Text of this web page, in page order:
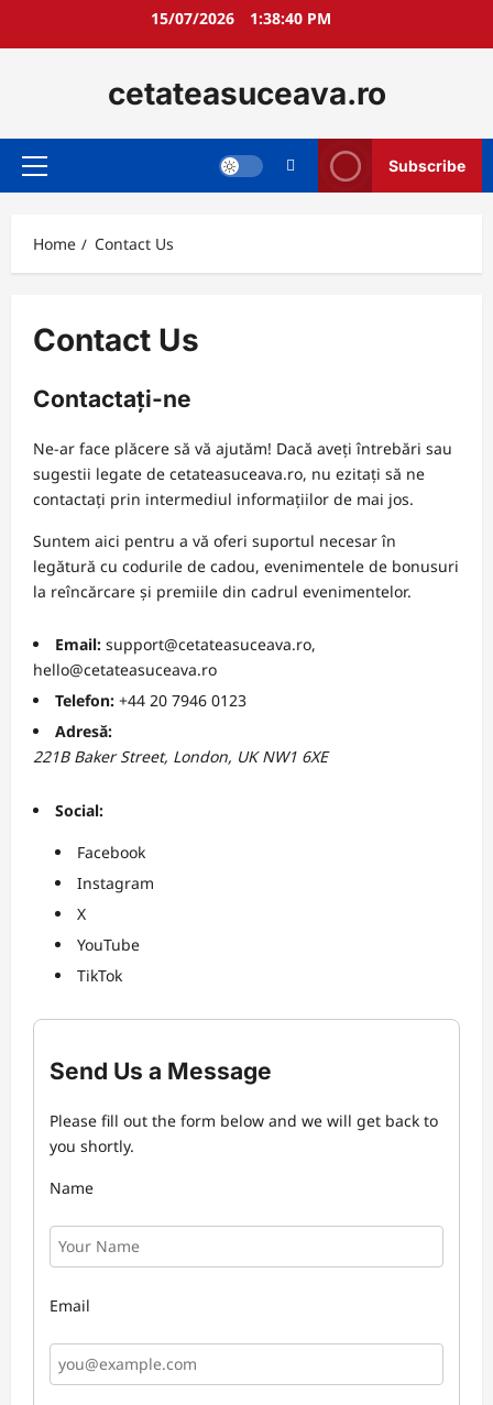
15/07/2026 1:38:40 PM
cetateasuceava.ro
Primary
Subscribe
Home Contact Us
Contact Us
Contactați-ne
Ne-ar face plăcere să vă ajutăm! Dacă aveți întrebări sau
sugestii legate de cetateasuceava.ro, nu ezitați să ne
contactați prin intermediul informațiilor de mai jos.
Suntem aici pentru a vă oferi suportul necesar în
legătură cu codurile de cadou, evenimentele de bonusuri
la reîncărcare și premiile din cadrul evenimentelor.
Email: support@cetateasuceava.ro,
hello@cetateasuceava.ro
Telefon: +44 20 7946 0123
Adresă:
221B Baker Street, London, UK NW1 6XE
Social:
Facebook
Instagram
X
YouTube
TikTok
Send Us a Message
Please fill out the form below and we will get back to
you shortly.
Name
Email